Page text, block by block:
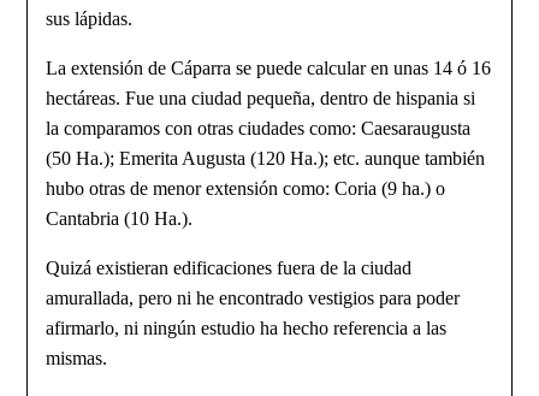
sus lápidas.
La extensión de Cáparra se puede calcular en unas 14 ó 16
hectáreas. Fue una ciudad pequeña, dentro de hispania si
la comparamos con otras ciudades como: Caesaraugusta
(50 Ha.); Emerita Augusta (120 Ha.); etc. aunque también
hubo otras de menor extensión como: Coria (9 ha.) o
Canta­bria (10 Ha.).
Quizá existieran edificaciones fuera de la ciudad
amurallada, pero ni he encon­trado vestigios para poder
afirmarlo, ni ningún estudio ha hecho referencia a las
mismas.